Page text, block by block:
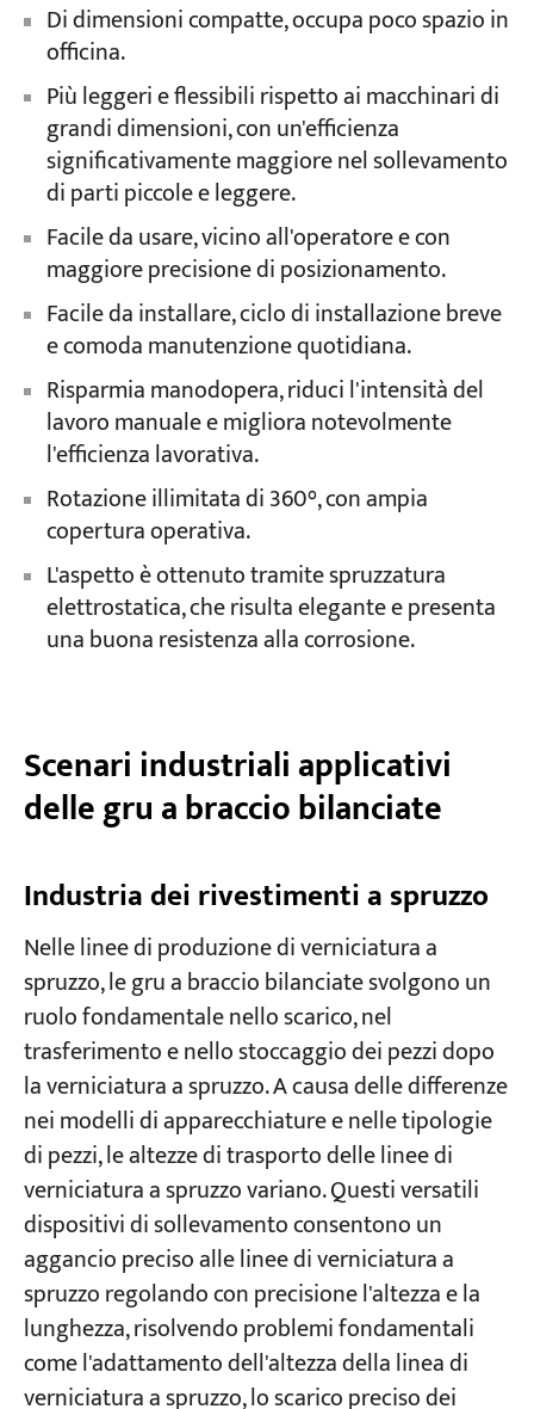
Di dimensioni compatte, occupa poco spazio in
officina.
Più leggeri e flessibili rispetto ai macchinari di
grandi dimensioni, con un'efficienza
significativamente maggiore nel sollevamento
di parti piccole e leggere.
Facile da usare, vicino all'operatore e con
maggiore precisione di posizionamento.
Facile da installare, ciclo di installazione breve
e comoda manutenzione quotidiana.
Risparmia manodopera, riduci l'intensità del
lavoro manuale e migliora notevolmente
l'efficienza lavorativa.
Rotazione illimitata di 360°, con ampia
copertura operativa.
L'aspetto è ottenuto tramite spruzzatura
elettrostatica, che risulta elegante e presenta
una buona resistenza alla corrosione.
Scenari industriali applicativi
delle gru a braccio bilanciate
Industria dei rivestimenti a spruzzo
Nelle linee di produzione di verniciatura a
spruzzo, le gru a braccio bilanciate svolgono un
ruolo fondamentale nello scarico, nel
trasferimento e nello stoccaggio dei pezzi dopo
la verniciatura a spruzzo. A causa delle differenze
nei modelli di apparecchiature e nelle tipologie
di pezzi, le altezze di trasporto delle linee di
verniciatura a spruzzo variano. Questi versatili
dispositivi di sollevamento consentono un
aggancio preciso alle linee di verniciatura a
spruzzo regolando con precisione l'altezza e la
lunghezza, risolvendo problemi fondamentali
come l'adattamento dell'altezza della linea di
verniciatura a spruzzo, lo scarico preciso dei